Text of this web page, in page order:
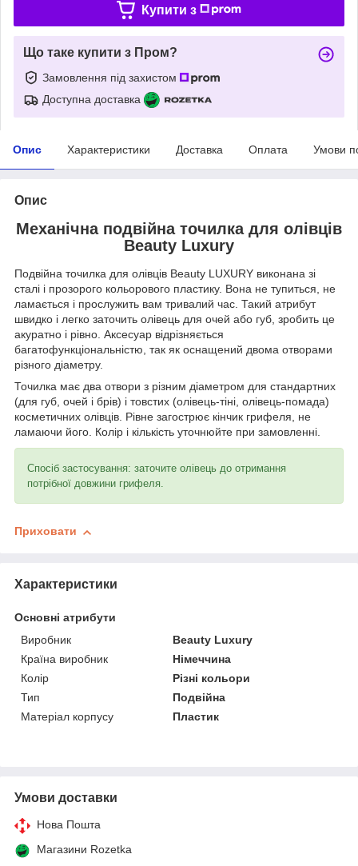
Купити з
Що таке купити з Пром?
Замовлення під захистом
Доступна доставка
Опис Характеристики Доставка Оплата Умови
Опис
Механічна подвійна точилка для олівців
Beauty Luxury
Подвійна точилка для олівців Beauty LUXURY виконана зі
сталі і прозорого кольорового пластику. Вона не тупиться, не
ламається і прослужить вам тривалий час. Такий атрибут
швидко і легко заточить олівець для очей або губ, зробить це
акуратно і рівно. Аксесуар відрізняється
багатофункціональністю, так як оснащений двома отворами
різного діаметру.
Точилка має два отвори з різним діаметром для стандартних
(для губ, очей і брів) і товстих (олівець-тіні, олівець-помада)
косметичних олівців. Рівне загострює кінчик грифеля, не
ламаючи його. Колір і кількість уточнюйте при замовленні.
Спосіб застосування: заточите олівець до отримання
потрібної довжини грифеля.
Приховати
Характеристики
Основні атрибути
Виробник
Beauty Luxury
Країна виробник
Німеччина
Колір
Різні кольори
Тип
Подвійна
Матеріал корпусу
Пластик
Умови доставки
Нова Пошта
Магазини Rozetka